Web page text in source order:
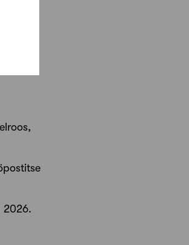
2026.